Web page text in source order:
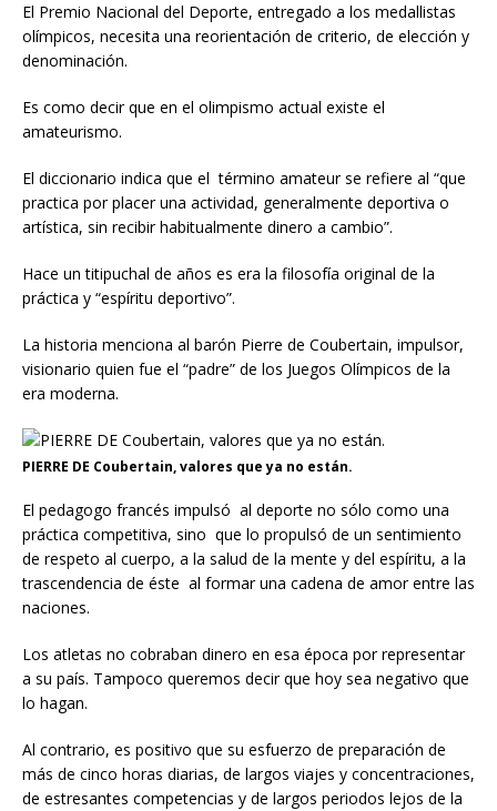
El Premio Nacional del Deporte, entregado a los medallistas
olímpicos, necesita una reorientación de criterio, de elección y
denominación.
Es como decir que en el olimpismo actual existe el
amateurismo.
El diccionario indica que el término amateur se refiere al “que
practica por placer una actividad, generalmente deportiva o
artística, sin recibir habitualmente dinero a cambio”.
Hace un titipuchal de años es era la filosofía original de la
práctica y “espíritu deportivo”.
La historia menciona al barón Pierre de Coubertain, impulsor,
visionario quien fue el “padre” de los Juegos Olímpicos de la
era moderna.
PIERRE DE Coubertain, valores que ya no están.
El pedagogo francés impulsó al deporte no sólo como una
práctica competitiva, sino que lo propulsó de un sentimiento
de respeto al cuerpo, a la salud de la mente y del espíritu, a la
trascendencia de éste al formar una cadena de amor entre las
naciones.
Los atletas no cobraban dinero en esa época por representar
a su país. Tampoco queremos decir que hoy sea negativo que
lo hagan.
Al contrario, es positivo que su esfuerzo de preparación de
más de cinco horas diarias, de largos viajes y concentraciones,
de estresantes competencias y de largos periodos lejos de la